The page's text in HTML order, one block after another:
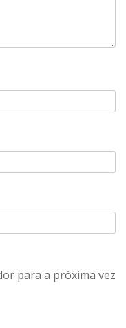
para a próxima vez